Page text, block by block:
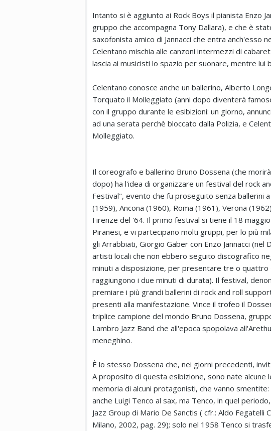
Intanto si è aggiunto ai Rock Boys il pianista Enzo
gruppo che accompagna Tony Dallara), e che è
saxofonista amico di Jannacci che entra anch'esso
Celentano mischia alle canzoni intermezzi di
lascia ai musicisti lo spazio per suonare, mentre lui
Celentano conosce anche un ballerino, Alberto
Torquato il Molleggiato (anni dopo diventerà
con il gruppo durante le esibizioni: un giorno,
ad una serata perchè bloccato dalla Polizia, e
Molleggiato.
Il coreografo e ballerino Bruno Dossena (che
dopo) ha l'idea di organizzare un festival del rock
Festival", evento che fu proseguito senza ballerini
(1959), Ancona (1960), Roma (1961), Verona
Firenze del '64. Il primo festival si tiene il 18
Piranesi, e vi partecipano molti gruppi, per lo più
gli Arrabbiati, Giorgio Gaber con Enzo Jannacci (nel
artisti locali che non ebbero seguito discografico
minuti a disposizione, per presentare tre o
raggiungono i due minuti di durata). Il festival,
premiare i più grandi ballerini di rock and roll
presenti alla manifestazione. Vince il trofeo il
triplice campione del mondo Bruno Dossena,
Lambro Jazz Band che all'epoca spopolava
meneghino.
È lo stesso Dossena che, nei giorni precedenti,
A proposito di questa esibizione, sono nate
memoria di alcuni protagonisti, che vanno
anche Luigi Tenco al sax, ma Tenco, in quel
Jazz Group di Mario De Sanctis ( cfr.: Aldo Fegatelli
Milano, 2002, pag. 29); solo nel 1958 Tenco si